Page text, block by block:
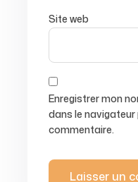
Site web
Enregistrer mon
dans le
commentaire.